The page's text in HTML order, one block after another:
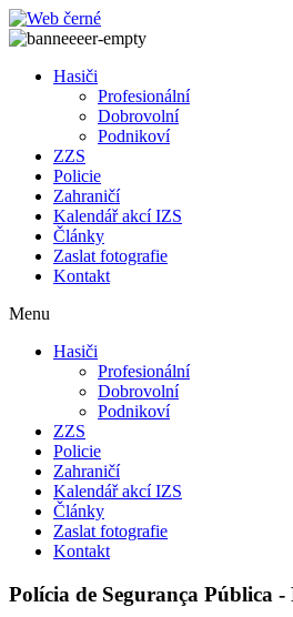
Přejít
k
Hasiči
Profesionální
Dobrovolní
Podnikoví
ZZS
Policie
Zahraničí
Kalendář akcí IZS
Články
Zaslat fotografie
Kontakt
Menu
Hasiči
Profesionální
Dobrovolní
Podnikoví
ZZS
Policie
Zahraničí
Kalendář akcí IZS
Články
Zaslat fotografie
Kontakt
Polícia de Segurança Pública -